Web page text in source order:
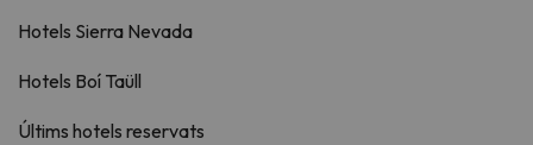
Hotels Sierra Nevada
Hotels Boí Taüll
Últims hotels reservats